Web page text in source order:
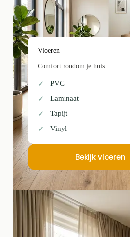
Vloeren
Comfort rondom je huis.
PVC
Laminaat
Tapijt
Vinyl
Bekijk vloeren